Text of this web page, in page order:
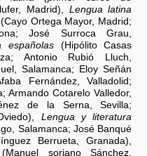
Madrid), Lengua latina
(Cayo Ortega Mayor, Madrid;
José Surroca Grau,
españolas(Hipólito Casas
Antonio Rubió Lluch,
Salamanca; Eloy Señán
Fernández, Valladolid;
Armando Cotarelo Valledor,
de la Serna, Sevilla;
Lengua y literatura
Salamanca; José Banqué
Berrueta, Granada),
soriano Sánchez,